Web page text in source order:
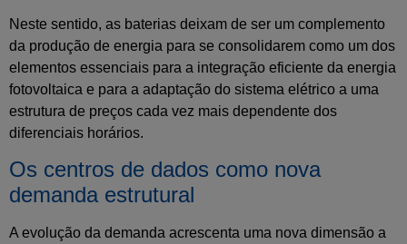
Neste sentido, as baterias deixam de ser um complemento
da produção de energia para se consolidarem como um dos
elementos essenciais para a integração eficiente da energia
fotovoltaica e para a adaptação do sistema elétrico a uma
estrutura de preços cada vez mais dependente dos
diferenciais horários.
Os centros de dados como nova
demanda estrutural
A evolução da demanda acrescenta uma nova dimensão a